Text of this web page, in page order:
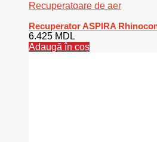
Recuperatoare de aer
Recuperator ASPIRA
6.425 MDL
Adaugă în coș